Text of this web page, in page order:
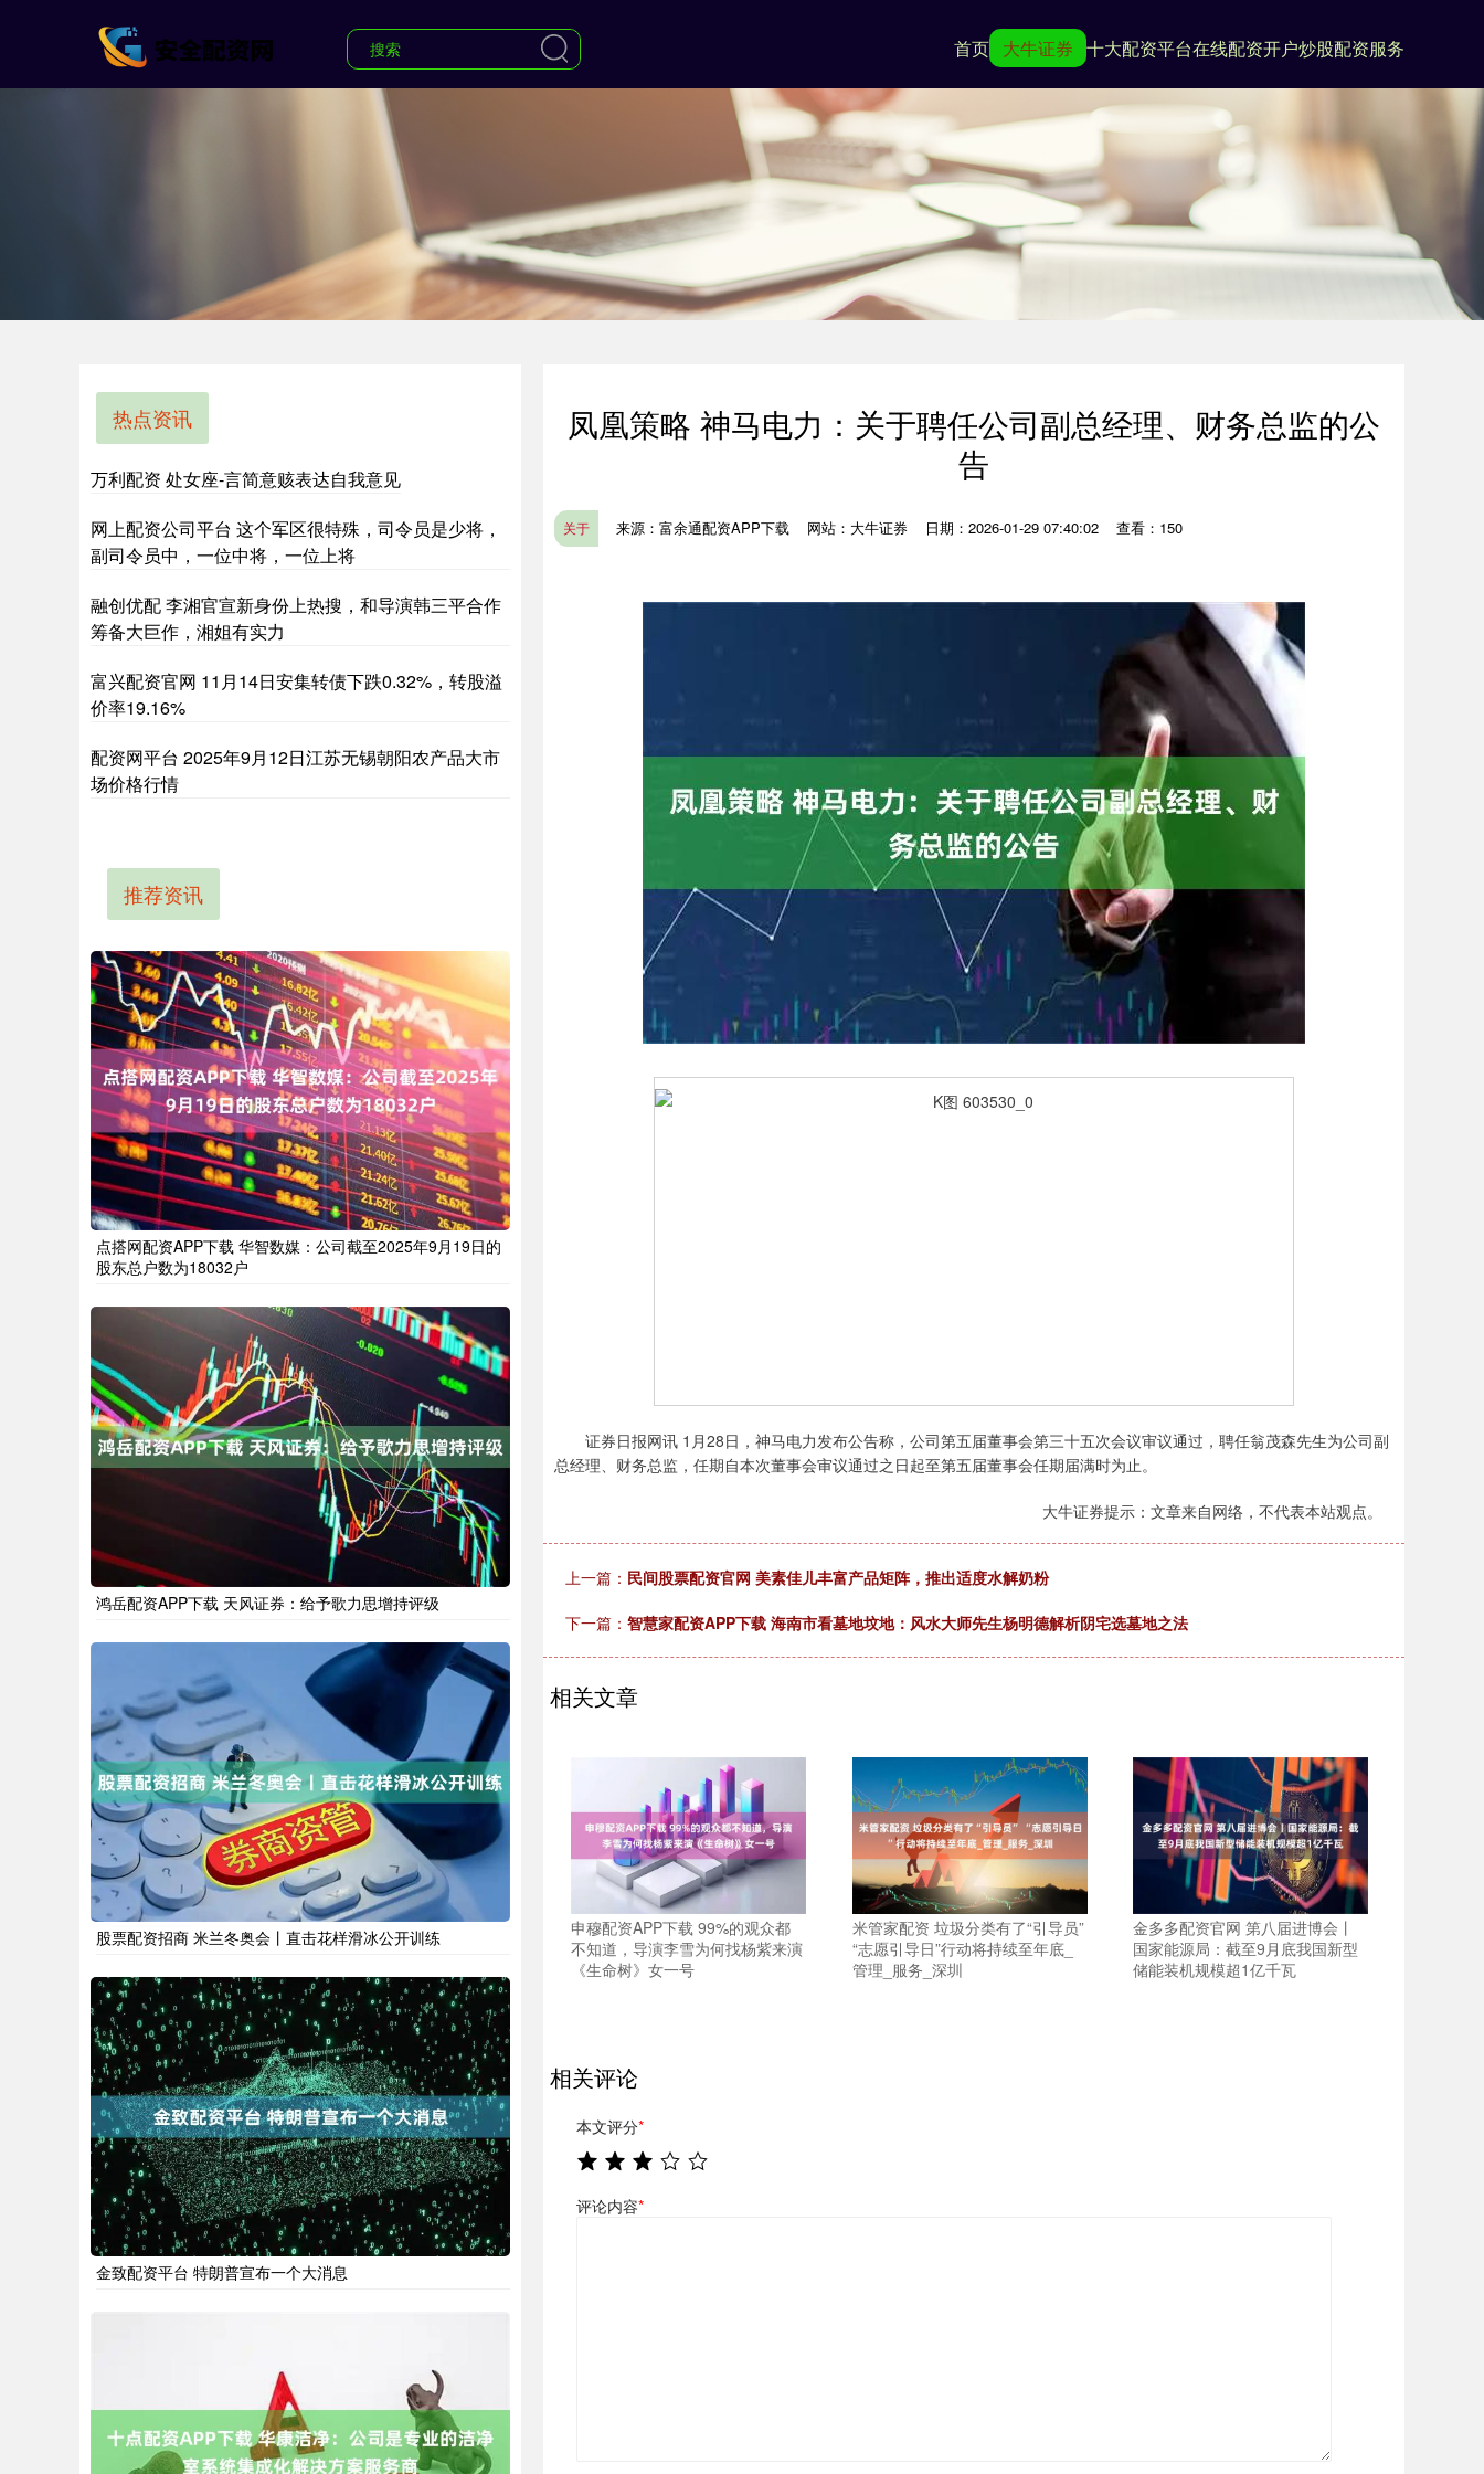
首页 大牛证券 十大配资平台在线配资开户炒股配资服务
凤凰策略 神马电力：关于聘任公司副总经理、财务总监的公
告
关于 来源：富余通配资APP下载 网站：大牛证券 日期：2026-01-29 07:40:02 查看：150
证券日报网讯 1月28日，神马电力发布公告称，公司第五届董事会第三十五次会议审议通过，聘任翁茂森先生为公司副
总经理、财务总监，任期自本次董事会审议通过之日起至第五届董事会任期届满时为止。
大牛证券提示：文章来自网络，不代表本站观点。
上一篇： 民间股票配资官网 美素佳儿丰富产品矩阵，推出适度水解奶粉
下一篇： 智慧家配资APP下载 海南市看墓地坟地：风水大师先生杨明德解析阴宅选墓地之法
相关文章
申穆配资APP下载 99%的观众都
不知道，导演李雪为何找杨紫来演
《生命树》女一号
米管家配资 垃圾分类有了“引导员”
“志愿引导日”行动将持续至年底_
管理_服务_深圳
金多多配资官网 第八届进博会丨
国家能源局：截至9月底我国新型
储能装机规模超1亿千瓦
相关评论
本文评分*
评论内容*
热点资讯
万利配资 处女座-言简意赅表达自我意见
网上配资公司平台 这个军区很特殊，司令员是少将，
副司令员中，一位中将，一位上将
融创优配 李湘官宣新身份上热搜，和导演韩三平合作
筹备大巨作，湘姐有实力
富兴配资官网 11月14日安集转债下跌0.32%，转股溢
价率19.16%
配资网平台 2025年9月12日江苏无锡朝阳农产品大市
场价格行情
推荐资讯
点搭网配资APP下载 华智数媒：公司截至2025年9月19日的
股东总户数为18032户
鸿岳配资APP下载 天风证券：给予歌力思增持评级
股票配资招商 米兰冬奥会丨直击花样滑冰公开训练
金致配资平台 特朗普宣布一个大消息